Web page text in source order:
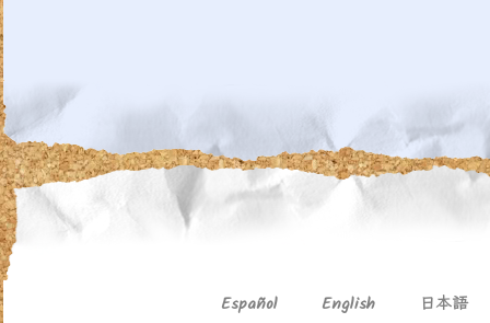
Español English 日本語